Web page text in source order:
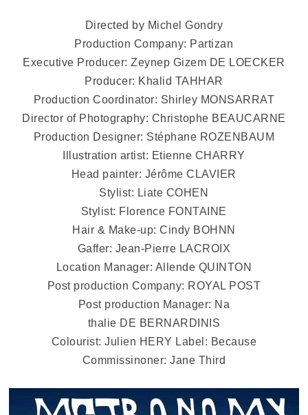
Directed by Michel Gondry
Production Company: Partizan
Executive Producer: Zeynep Gizem DE LOECKER
Producer: Khalid TAHHAR
Production Coordinator: Shirley MONSARRAT
Director of Photography: Christophe BEAUCARNE
Production Designer: Stéphane ROZENBAUM
Illustration artist: Etienne CHARRY
Head painter: Jérôme CLAVIER
Stylist: Liate COHEN
Stylist: Florence FONTAINE
Hair & Make-up: Cindy BOHNN
Gaffer: Jean-Pierre LACROIX
Location Manager: Allende QUINTON
Post production Company: ROYAL POST
Post production Manager: Na
thalie DE BERNARDINIS
Colourist: Julien HERY Label: Because
Commissinoner: Jane Third